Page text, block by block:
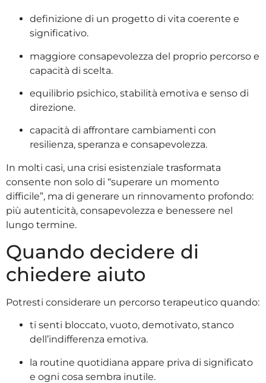
definizione di un progetto di vita coerente e
significativo.
maggiore consapevolezza del proprio percorso e
capacità di scelta.
equilibrio psichico, stabilità emotiva e senso di
direzione.
capacità di affrontare cambiamenti con
resilienza, speranza e consapevolezza.
In molti casi, una crisi esistenziale trasformata
consente non solo di “superare un momento
difficile”, ma di generare un rinnovamento profondo:
più autenticità, consapevolezza e benessere nel
lungo termine.
Quando decidere di
chiedere aiuto
Potresti considerare un percorso terapeutico quando:
ti senti bloccato, vuoto, demotivato, stanco
dell’indifferenza emotiva.
la routine quotidiana appare priva di significato
e ogni cosa sembra inutile.